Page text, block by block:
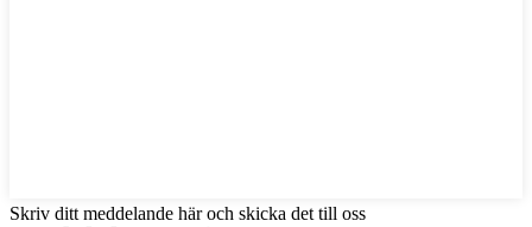
Skriv ditt meddelande här och skicka det till oss